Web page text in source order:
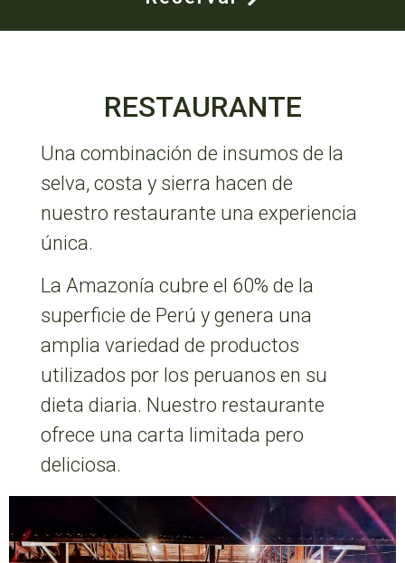
RESTAURANTE
Una combinación de insumos de la
selva, costa y sierra hacen de
nuestro restaurante una experiencia
única.
La Amazonía cubre el 60% de la
superficie de Perú y genera una
amplia variedad de productos
utilizados por los peruanos en su
dieta diaria. Nuestro restaurante
ofrece una carta limitada pero
deliciosa.